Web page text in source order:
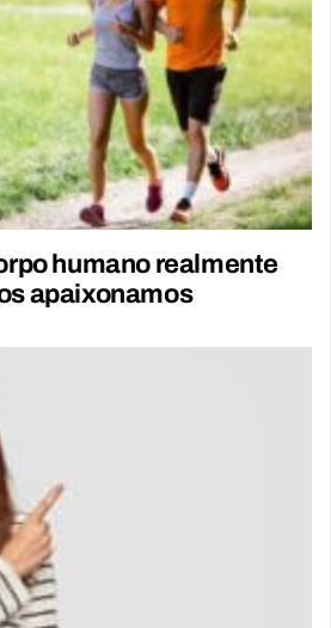
humano realmente
apaixonamos